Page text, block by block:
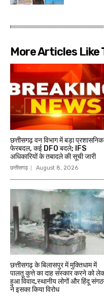
More Articles Like
छत्तीसगढ़ वन विभाग में बड़ा प्रशासनिक
फेरबदल, कई DFO बदले; IFS
अधिकारियों के तबादले की सूची जारी
छत्तीसगढ़ August 8, 2026
छत्तीसगढ़ के बिलासपुर में मुक्तिधाम में
पालतू कुत्ते का दाह संस्कार करने को
हुआ विवाद,स्थानीय लोगों और हिंदू
ने इसका किया विरोध